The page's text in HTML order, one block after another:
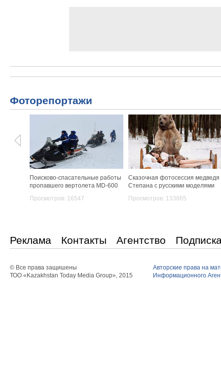
Фоторепортажи
Поисково-спасательные работы
пропавшего вертолета MD-600
Просмотров: 16547
Сказочная фотосессия медведя
Степана с русскими моделями
Просмотров: 133865
Реклама Контакты Агентство
© Все права защишены
ТОО «Kazakhstan Today Media Group», 2015
Авторские права на
Информационного